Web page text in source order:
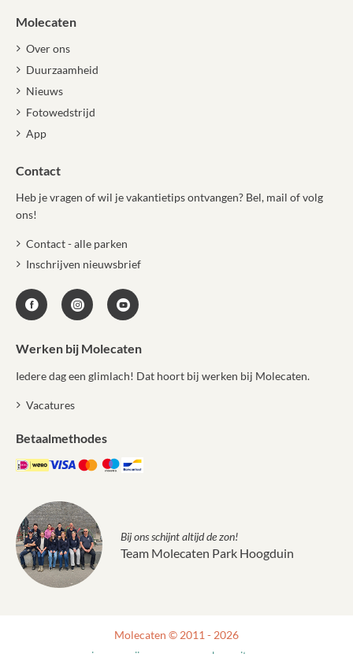
Molecaten
Over ons
Duurzaamheid
Nieuws
Fotowedstrijd
App
Contact
Heb je vragen of wil je vakantietips ontvangen? Bel, mail of volg
ons!
Contact - alle parken
Inschrijven nieuwsbrief
Werken bij Molecaten
Iedere dag een glimlach! Dat hoort bij werken bij Molecaten.
Vacatures
Betaalmethodes
Bij ons schijnt altijd de zon!
Team Molecaten Park Hoogduin
Molecaten © 2011 - 2026